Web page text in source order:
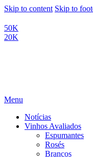
Skip to content Skip to
50K
20K
Menu
Notícias
Vinhos Avaliados
Espumantes
Rosés
Brancos